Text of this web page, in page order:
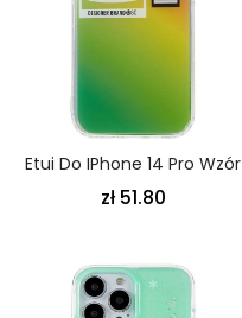
Etui Do IPhone 14 Pro Wzór
zł 51.80